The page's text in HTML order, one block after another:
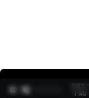
0:27 /
1:40